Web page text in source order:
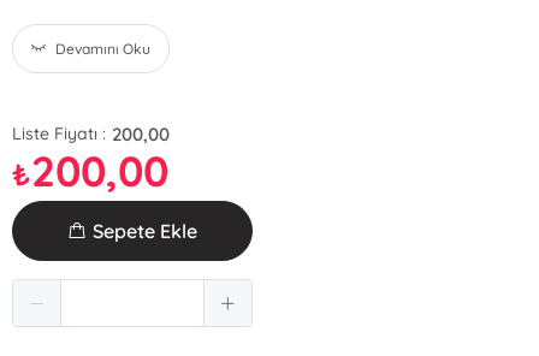
Devamını Oku
Liste Fiyatı : 200,00
₺200,00
Sepete Ekle